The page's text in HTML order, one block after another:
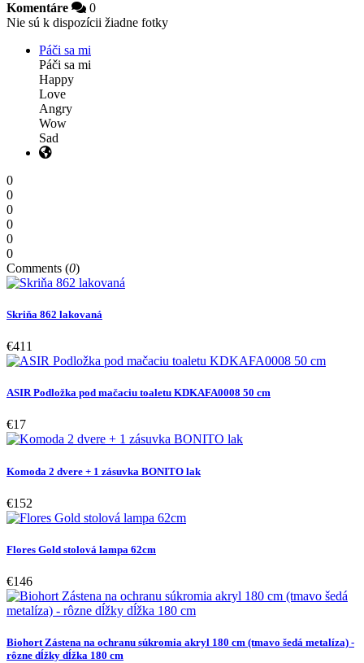
Komentáre
0
Nie sú k dispozícii žiadne fotky
Páči sa mi
Páči sa mi
Happy
Love
Angry
Wow
Sad
0
0
0
0
0
0
Comments (0)
Skriňa 862 lakovaná
€411
ASIR Podložka pod mačaciu toaletu KDKAFA0008 50 cm
€17
Komoda 2 dvere + 1 zásuvka BONITO lak
€152
Flores Gold stolová lampa 62cm
€146
Biohort Zástena na ochranu súkromia akryl 180 cm (tmavo šedá metalíza) -
rôzne dĺžky dĺžka 180 cm